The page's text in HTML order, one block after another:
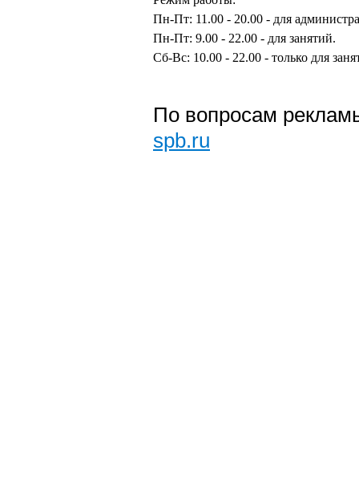
Пн-Пт: 11.00 - 20.00 - для
Пн-Пт: 9.00 - 22.00 - для занятий.
Сб-Вс: 10.00 - 22.00 - только для
По вопросам
spb.ru